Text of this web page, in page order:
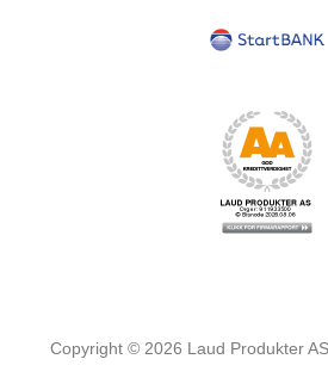
Copyright © 2026 Laud Produkter